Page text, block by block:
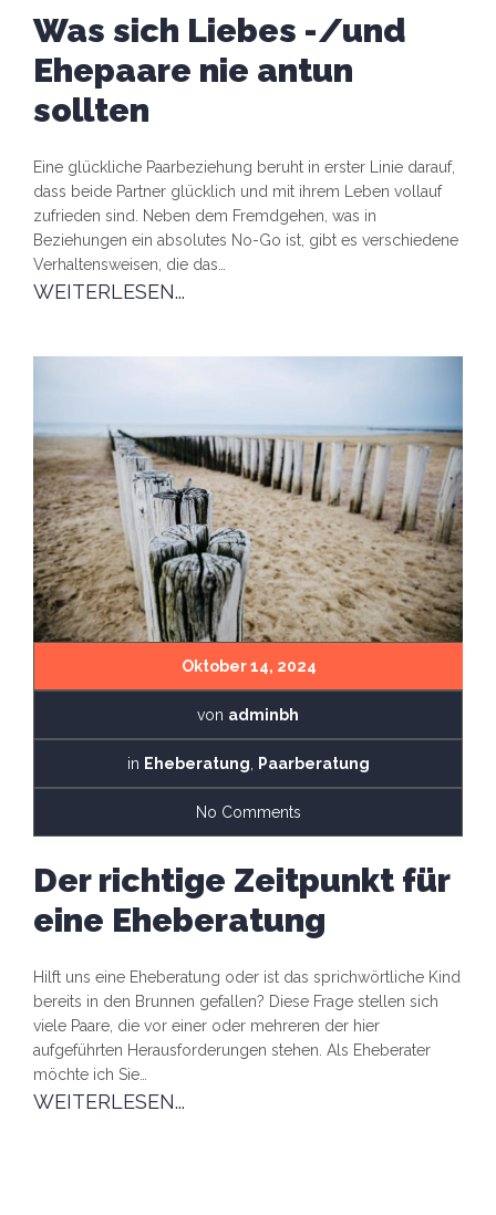
Was sich Liebes -/und
Ehepaare nie antun
sollten
Eine glückliche Paarbeziehung beruht in erster Linie darauf,
dass beide Partner glücklich und mit ihrem Leben vollauf
zufrieden sind. Neben dem Fremdgehen, was in
Beziehungen ein absolutes No-Go ist, gibt es verschiedene
Verhaltensweisen, die das…
WEITERLESEN...
Oktober 14, 2024
von adminbh
in Eheberatung, Paarberatung
No Comments
Der richtige Zeitpunkt für
eine Eheberatung
Hilft uns eine Eheberatung oder ist das sprichwörtliche Kind
bereits in den Brunnen gefallen? Diese Frage stellen sich
viele Paare, die vor einer oder mehreren der hier
aufgeführten Herausforderungen stehen. Als Eheberater
möchte ich Sie…
WEITERLESEN...